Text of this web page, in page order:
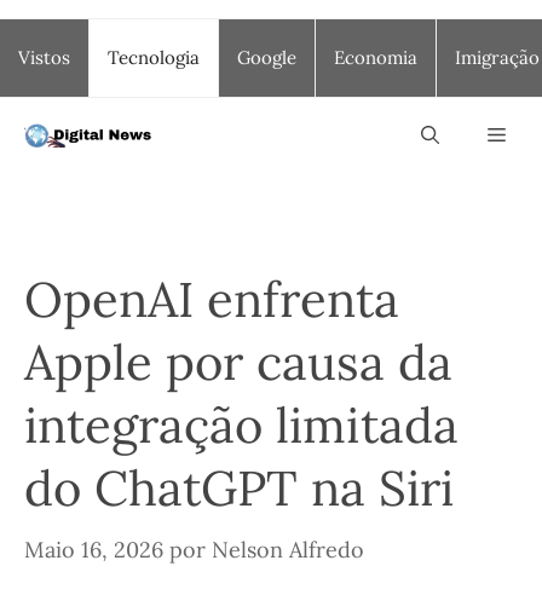
para
o
conteúdo
Vistos Tecnologia Google Economia Imigração
OpenAI enfrenta
Apple por causa da
integração limitada
do ChatGPT na Siri
Maio 16, 2026 por Nelson Alfredo